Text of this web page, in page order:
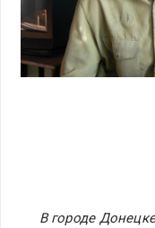
В городе